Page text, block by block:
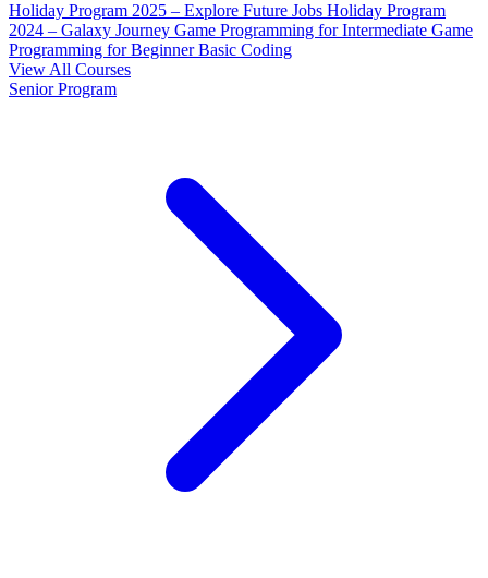
Holiday Program 2025 – Explore Future Jobs Holiday Program
2024 – Galaxy Journey Game Programming for Intermediate Game
Programming for Beginner Basic Coding
View All Courses
Senior Program